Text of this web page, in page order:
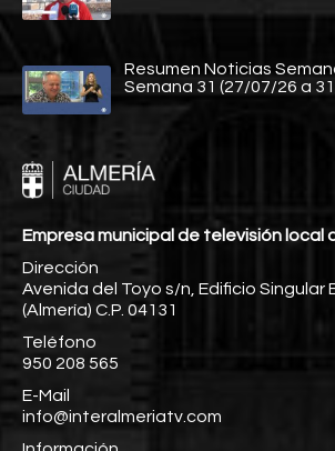
Resumen Noticias
Semana 31 (27/07/26 a
Empresa municipal de televisión local
Dirección
Avenida del Toyo s/n, Edificio Singular
(Almería) C.P. 04131
Teléfono
950 208 565
E-Mail
info@interalmeriatv.com